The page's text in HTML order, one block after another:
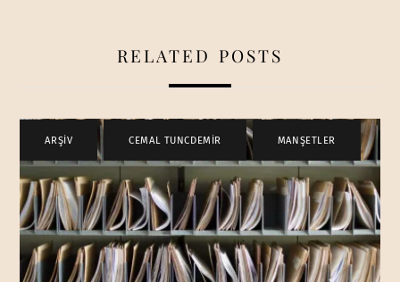
RELATED POSTS
ARŞİV CEMAL TUNCDEMİR , MANŞETLER